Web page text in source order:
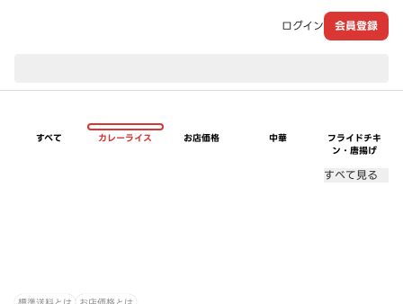
ログイン 会員登録
すべて カレーライス お店価格 中華
フライドチキ
ン・唐揚げ
すべて見る